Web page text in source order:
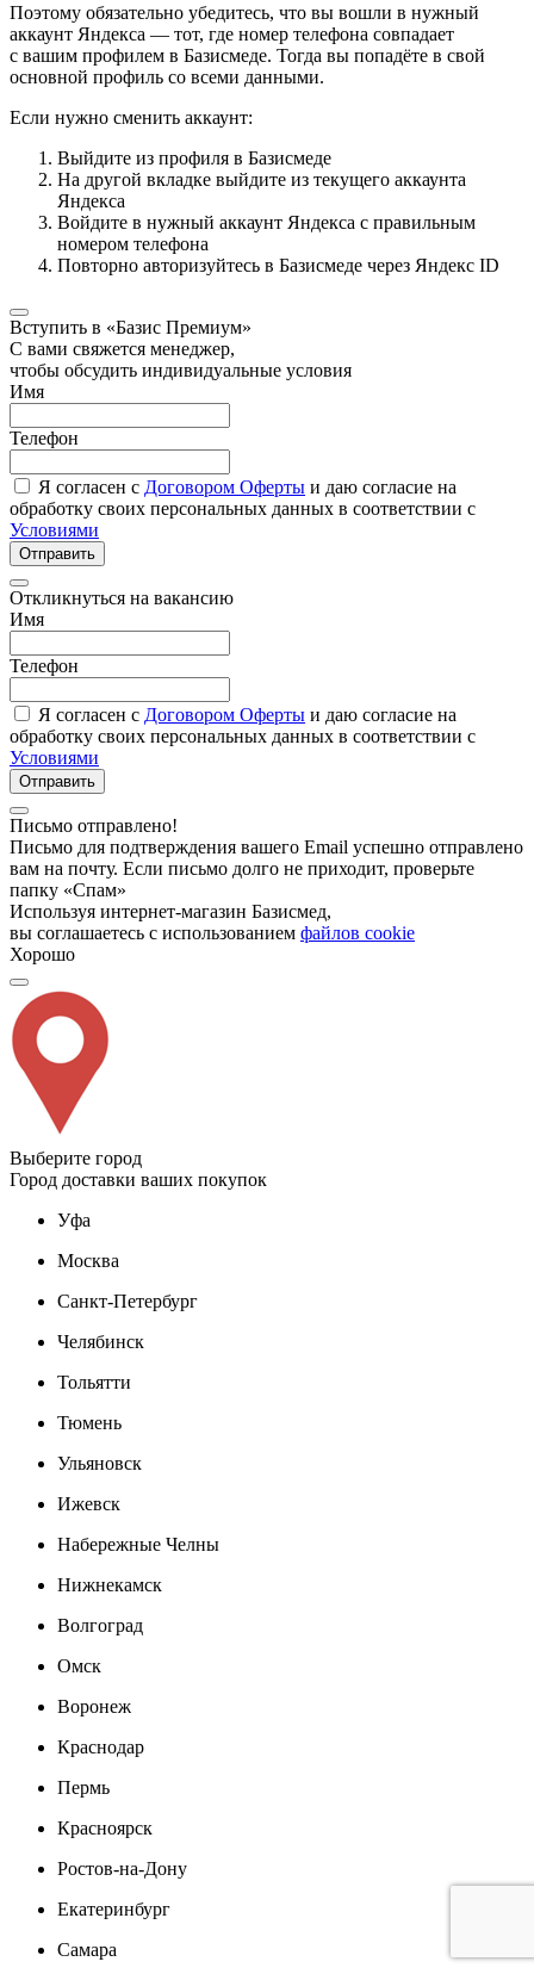
Поэтому обязательно убедитесь, что вы вошли в нужный
аккаунт Яндекса — тот, где номер телефона совпадает
с вашим профилем в Базисмеде. Тогда вы попадёте в свой
основной профиль со всеми данными.
Если нужно сменить аккаунт:
Выйдите из профиля в Базисмеде
На другой вкладке выйдите из текущего аккаунта
Яндекса
Войдите в нужный аккаунт Яндекса с правильным
номером телефона
Повторно авторизуйтесь в Базисмеде через Яндекс ID
Вступить в «Базис Премиум»
С вами свяжется менеджер,
чтобы обсудить индивидуальные условия
Имя
Телефон
Я согласен с Договором Оферты и даю согласие на
обработку своих персональных данных в соответствии с
Условиями
Отправить
Откликнуться на вакансию
Имя
Телефон
Я согласен с Договором Оферты и даю согласие на
обработку своих персональных данных в соответствии с
Условиями
Отправить
Письмо отправлено!
Письмо для подтверждения вашего Email успешно отправлено
вам на почту. Если письмо долго не приходит, проверьте
папку «Спам»
Используя интернет-магазин Базисмед,
вы соглашаетесь с использованием файлов cookie
Хорошо
Выберите город
Город доставки ваших покупок
Уфа
Москва
Санкт-Петербург
Челябинск
Тольятти
Тюмень
Ульяновск
Ижевск
Набережные Челны
Нижнекамск
Волгоград
Омск
Воронеж
Краснодар
Пермь
Красноярск
Ростов-на-Дону
Екатеринбург
Самара